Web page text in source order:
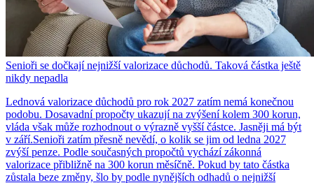
Senioři se dočkají nejnižší valorizace důchodů. Taková částka ještě
nikdy nepadla
Lednová valorizace důchodů pro rok 2027 zatím nemá konečnou
podobu. Dosavadní propočty ukazují na zvýšení kolem 300 korun,
vláda však může rozhodnout o výrazně vyšší částce. Jasněji má být
v září.Senioři zatím přesně nevědí, o kolik se jim od ledna 2027
zvýší penze. Podle současných propočtů vychází zákonná
valorizace přibližně na 300 korun měsíčně. Pokud by tato částka
zůstala beze změny, šlo by podle nynějších odhadů o nejnižší